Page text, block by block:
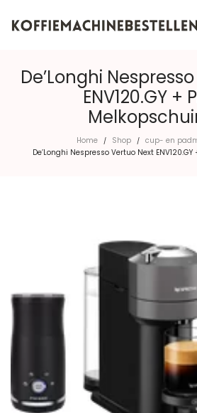
De’Longhi
ENV120.GY +
Home / Shop / cup- en
De’Longhi Nespresso Vertuo Next